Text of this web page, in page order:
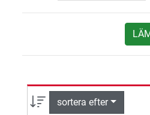
sortera efter